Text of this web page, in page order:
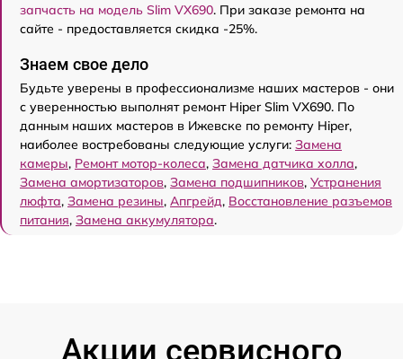
запчасть на модель Slim VX690. При заказе ремонта на
сайте - предоставляется скидка -25%.
Знаем свое дело
Будьте уверены в профессионализме наших мастеров - они
с уверенностью выполнят ремонт Hiper Slim VX690. По
данным наших мастеров в Ижевске по ремонту Hiper,
наиболее востребованы следующие услуги: Замена
камеры, Ремонт мотор-колеса, Замена датчика холла,
Замена амортизаторов, Замена подшипников, Устранения
люфта, Замена резины, Апгрейд, Восстановление разъемов
питания, Замена аккумулятора.
Акции сервисного